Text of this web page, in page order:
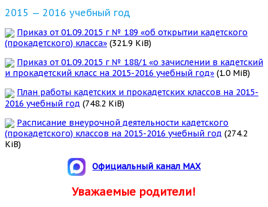
2015 — 2016 учебный год
Приказ от 01.09.2015 г № 189 «об открытии кадетского
(прокадетского) класса» (321.9 KiB)
Приказ от 01.09.2015 г № 188/1 «о зачислении в кадетский
и прокадетский класс на 2015-2016 учебный год» (1.0 MiB)
План работы кадетских и прокадетских классов на 2015-
2016 учебный год (748.2 KiB)
Расписание внеурочной деятельности кадетского
(прокадетского) классов на 2015-2016 учебный год (274.2
KiB)
Официальный канал MAX
Уважаемые родители!